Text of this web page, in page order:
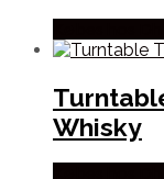
Whisky